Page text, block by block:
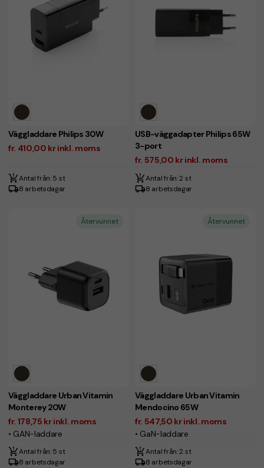
Väggladdare Philips 30W
fr. 410,00 kr inkl. moms
Antal från: 5 st
8 arbetsdagar
USB-väggadapter Philips 65W
3-port
fr. 575,00 kr inkl. moms
Antal från: 2 st
8 arbetsdagar
Återvunnet
Väggladdare Urban Vitamin
Monterey 20W
fr. 178,75 kr inkl. moms
• GAN-laddare
Antal från: 5 st
8 arbetsdagar
Återvunnet
Väggladdare Urban Vitamin
Mendocino 65W
fr. 547,50 kr inkl. moms
• GaN-laddare
Antal från: 2 st
8 arbetsdagar